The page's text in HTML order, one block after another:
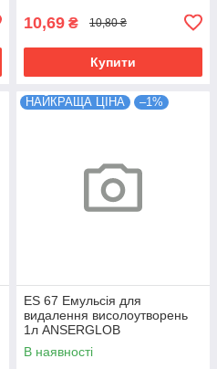
10,69 ₴ 10,80 ₴
Купити
НАЙКРАЩА ЦІНА –1%
ES 67 Емульсія для
видалення висолоутворень
1л ANSERGLOB
В наявності